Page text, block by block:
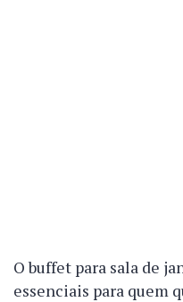
O buffet para sala de
essenciais para quem